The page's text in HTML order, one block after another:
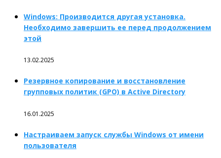
Windows: Производится другая установка.
Необходимо завершить ее перед продолжением
этой
13.02.2025
Резервное копирование и восстановление
групповых политик (GPO) в Active Directory
16.01.2025
Настраиваем запуск службы Windows от имени
пользователя